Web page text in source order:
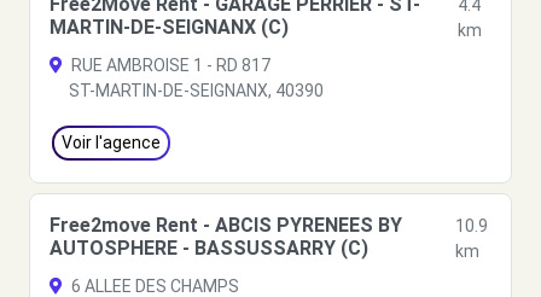
MARTIN-DE-SEIGNANX (C)
4.4
km
RUE AMBROISE 1 - RD 817
ST-MARTIN-DE-SEIGNANX, 40390
Voir l'agence
Free2move Rent - ABCIS PYRENEES BY
AUTOSPHERE - BASSUSSARRY (C)
10.9
km
6 ALLEE DES CHAMPS